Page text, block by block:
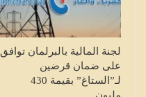
لجنة المالية بالبرلمان توافق
على ضمان قرضين
لـ”الستاغ” بقيمة 430